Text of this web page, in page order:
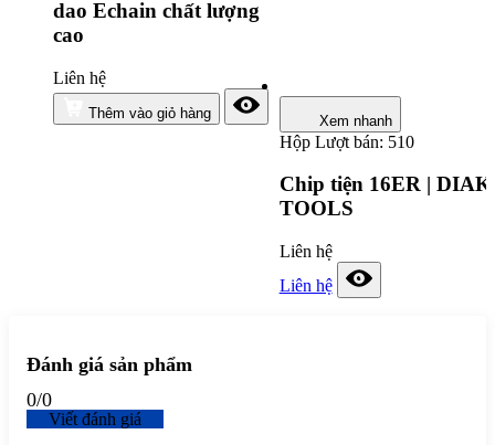
dao Echain chất lượng
cao
Liên hệ
Thêm vào giỏ hàng Xem nhanh
Hộp Lượt bán: 510
Chip tiện 16ER | DIAK
TOOLS
Liên hệ
Liên hệ
Đánh giá sản phẩm
0/0
Viết đánh giá